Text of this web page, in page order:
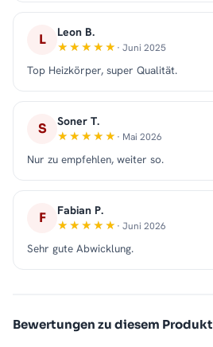
L Leon B.
· Juni 2025
Top Heizkörper, super Qualität.
S Soner T.
· Mai 2026
Nur zu empfehlen, weiter so.
F Fabian P.
· Juni 2026
Sehr gute Abwicklung.
Bewertungen zu diesem Produkt